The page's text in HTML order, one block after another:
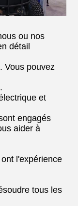
ou nos
détail
Vous pouvez
et
engagés
aider à
l'expérience
tous les